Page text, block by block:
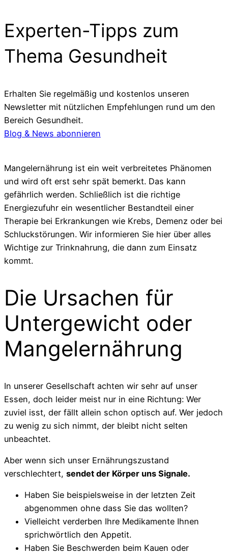
Experten-Tipps zum
Thema Gesundheit
Erhalten Sie regelmäßig und kostenlos unseren
Newsletter mit nützlichen Empfehlungen rund um den
Bereich Gesundheit.
Blog & News abonnieren
Mangelernährung ist ein weit verbreitetes Phänomen
und wird oft erst sehr spät bemerkt. Das kann
gefährlich werden. Schließlich ist die richtige
Energiezufuhr ein wesentlicher Bestandteil einer
Therapie bei Erkrankungen wie Krebs, Demenz oder bei
Schluckstörungen. Wir informieren Sie hier über alles
Wichtige zur Trinknahrung, die dann zum Einsatz
kommt.
Die Ursachen für
Untergewicht oder
Mangelernährung
In unserer Gesellschaft achten wir sehr auf unser
Essen, doch leider meist nur in eine Richtung: Wer
zuviel isst, der fällt allein schon optisch auf. Wer jedoch
zu wenig zu sich nimmt, der bleibt nicht selten
unbeachtet.
Aber wenn sich unser Ernährungszustand
verschlechtert, sendet der Körper uns Signale.
Haben Sie beispielsweise in der letzten Zeit
abgenommen ohne dass Sie das wollten?
Vielleicht verderben Ihre Medikamente Ihnen
sprichwörtlich den Appetit.
Haben Sie Beschwerden beim Kauen oder